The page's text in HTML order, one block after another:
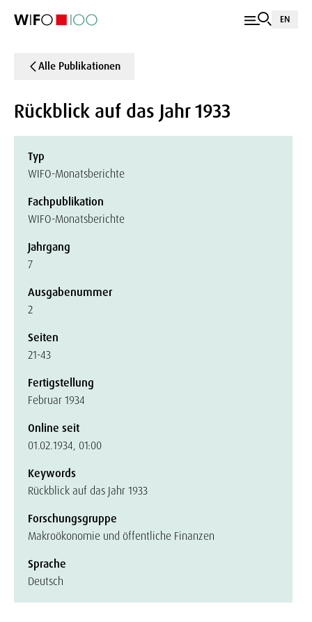
EN
Alle Publikationen
Rückblick auf das Jahr 1933
Typ
WIFO-Monatsberichte
Fachpublikation
WIFO-Monatsberichte
Jahrgang
7
Ausgabenummer
2
Seiten
21-43
Fertigstellung
Februar 1934
Online seit
01.02.1934, 01:00
Keywords
Rückblick auf das Jahr 1933
Forschungsgruppe
Makroökonomie und öffentliche Finanzen
Sprache
Deutsch